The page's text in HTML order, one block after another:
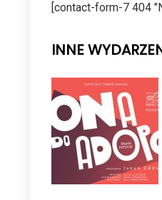
[contact-form-7 404
INNE